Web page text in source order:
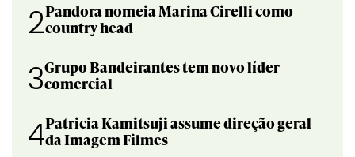
2Pandora nomeia Marina Cirelli como
country head
3Grupo Bandeirantes tem novo líder
comercial
4Patricia Kamitsuji assume direção geral
da Imagem Filmes